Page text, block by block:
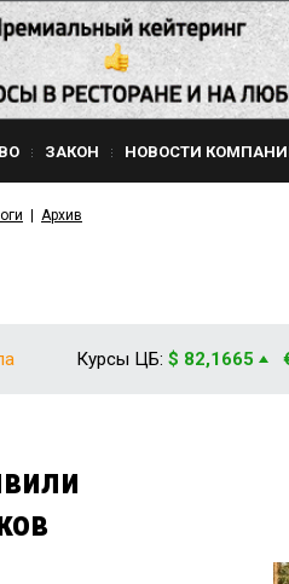
ЗАКОН НОВОСТИ
Архив
Курсы ЦБ: $ 82,1665